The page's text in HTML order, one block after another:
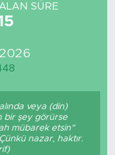
SÜRE
veya (din)
bir şey görürse
mübarek etsin"
nazar, haktır.